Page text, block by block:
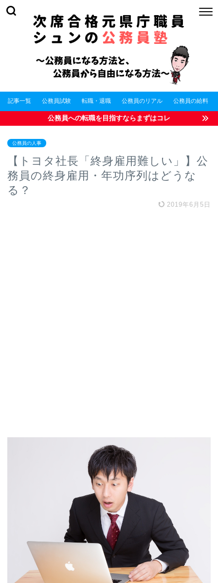
記事一覧 公務員試験 転職・退職 公務員のリアル 公務員の給料
公務員への転職を目指すならまずはコレ
公務員の人事
【トヨタ社長「終身雇用難しい」】公
務員の終身雇用・年功序列はどうな
る？
2019年6月5日